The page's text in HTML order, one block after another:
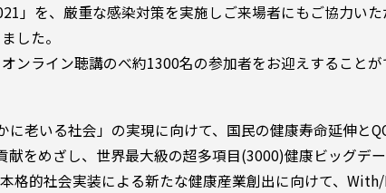
」を、厳重な感染対策を実施しご来場者にもご協力い
した。
ンライン聴講のべ約1300名の参加者をお迎えすること
老いる社会」の実現に向けて、国民の健康寿命延伸と
献をめざし、世界最大級の超多項目(3000)健康ビッグデ
格的社会実装による新たな健康産業創出に向けて、